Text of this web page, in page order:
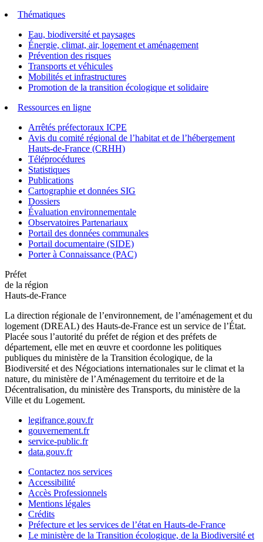
Thématiques
Eau, biodiversité et paysages
Énergie, climat, air, logement et aménagement
Prévention des risques
Transports et véhicules
Mobilités et infrastructures
Promotion de la transition écologique et solidaire
Ressources en ligne
Arrêtés préfectoraux ICPE
Avis du comité régional de l’habitat et de l’hébergement
Hauts-de-France (CRHH)
Téléprocédures
Statistiques
Publications
Cartographie et données SIG
Dossiers
Évaluation environnementale
Observatoires Partenariaux
Portail des données communales
Portail documentaire (SIDE)
Porter à Connaissance (PAC)
Préfet
de la région
Hauts-de-France
La direction régionale de l’environnement, de l’aménagement et du
logement (DREAL) des Hauts-de-France est un service de l’État.
Placée sous l’autorité du préfet de région et des préfets de
département, elle met en œuvre et coordonne les politiques
publiques du ministère de la Transition écologique, de la
Biodiversité et des Négociations internationales sur le climat et la
nature, du ministère de l’Aménagement du territoire et de la
Décentralisation, du ministère des Transports, du ministère de la
Ville et du Logement.
legifrance.gouv.fr
gouvernement.fr
service-public.fr
data.gouv.fr
Contactez nos services
Accessibilité
Accès Professionnels
Mentions légales
Crédits
Préfecture et les services de l’état en Hauts-de-France
Le ministère de la Transition écologique, de la Biodiversité et